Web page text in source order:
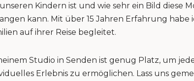
Kindern ist und wie sehr ein Bild diese
kann. Mit über 15 Jahren Erfahrung habe
auf ihrer Reise begleitet.
Studio in Senden ist genug Platz, um
Erlebnis zu ermöglichen. Lass uns